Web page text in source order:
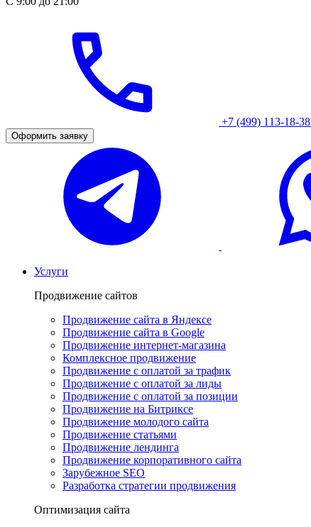
+7 (499) 113-18-38
Оформить заявку
Услуги
Продвижение сайтов
Продвижение сайта в Яндексе
Продвижение сайта в Google
Продвижение интернет-магазина
Комплексное продвижение
Продвижение с оплатой за трафик
Продвижение с оплатой за лиды
Продвижение с оплатой за позиции
Продвижение на Битриксе
Продвижение молодого сайта
Продвижение статьями
Продвижение лендинга
Продвижение корпоративного сайта
Зарубежное SEO
Разработка стратегии продвижения
Оптимизация сайта